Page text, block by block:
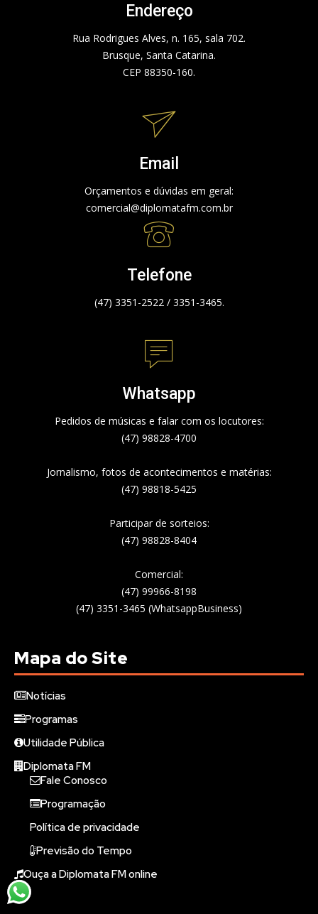
Endereço
Rua Rodrigues Alves, n. 165, sala 702.
Brusque, Santa Catarina.
CEP 88350-160.
Email
Orçamentos e dúvidas em geral:
comercial@diplomatafm.com.br
Telefone
(47) 3351-2522 / 3351-3465.
Whatsapp
Pedidos de músicas e falar com os locutores:
(47) 98828-4700
Jornalismo, fotos de acontecimentos e matérias:
(47) 98818-5425
Participar de sorteios:
(47) 98828-8404
Comercial:
(47) 99966-8198
(47) 3351-3465 (WhatsappBusiness)
Mapa do Site
Notícias
Programas
Utilidade Pública
Diplomata FM
Fale Conosco
Programação
Política de privacidade
Previsão do Tempo
Ouça a Diplomata FM online